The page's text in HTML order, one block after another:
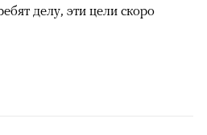
делу, эти цели скоро